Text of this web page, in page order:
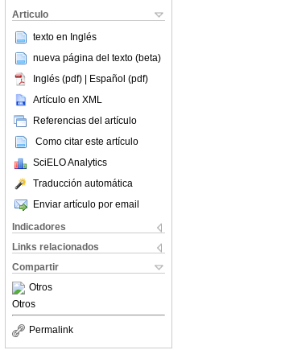
Articulo
texto en Inglés
nueva página del texto (beta)
Inglés (pdf) | Español (pdf)
Artículo en XML
Referencias del artículo
Como citar este artículo
SciELO Analytics
Traducción automática
Enviar artículo por email
Indicadores
Links relacionados
Compartir
Otros
Otros
Permalink